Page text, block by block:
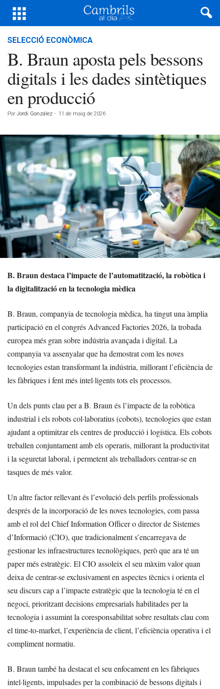
SELECCIÓ ECONÒMICA
B. Braun aposta pels bessons
digitals i les dades sintètiques
en producció
Por Jordi González - 11 de maig de 2026
B. Braun destaca l’impacte de l’automatització, la robòtica i
la digitalització en la tecnologia mèdica
B. Braun, companyia de tecnologia mèdica, ha tingut una àmplia
participació en el congrés Advanced Factories 2026, la trobada
europea més gran sobre indústria avançada i digital. La
companyia va assenyalar que ha demostrat com les noves
tecnologies estan transformant la indústria, millorant l’eficiència de
les fàbriques i fent més intel·ligents tots els processos.
Un dels punts clau per a B. Braun és l’impacte de la robòtica
industrial i els robots col·laboratius (cobots), tecnologies que estan
ajudant a optimitzar els centres de producció i logística. Els cobots
treballen conjuntament amb els operaris, millorant la productivitat
i la seguretat laboral, i permetent als treballadors centrar-se en
tasques de més valor.
Un altre factor rellevant és l’evolució dels perfils professionals
després de la incorporació de les noves tecnologies, com passa
amb el rol del Chief Information Officer o director de Sistemes
d’Informació (CIO), que tradicionalment s’encarregava de
gestionar les infraestructures tecnològiques, però que ara té un
paper més estratègic. El CIO assoleix el seu màxim valor quan
deixa de centrar-se exclusivament en aspectes tècnics i orienta el
seu discurs cap a l’impacte estratègic que la tecnologia té en el
negoci, prioritzant decisions empresarials habilitades per la
tecnologia i assumint la coresponsabilitat sobre resultats clau com
el time-to-market, l’experiència de client, l’eficiència operativa i el
compliment normatiu.
B. Braun també ha destacat el seu enfocament en les fàbriques
intel·ligents, impulsades per la combinació de bessons digitals i